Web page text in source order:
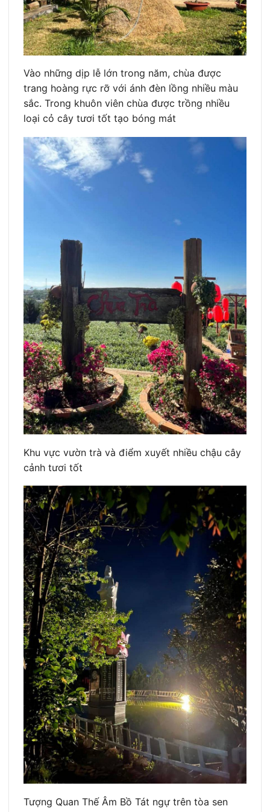
Vào những dịp lễ lớn trong năm, chùa được
trang hoàng rực rỡ với ánh đèn lồng nhiều màu
sắc. Trong khuôn viên chùa được trồng nhiều
loại cỏ cây tươi tốt tạo bóng mát
Khu vực vườn trà và điểm xuyết nhiều chậu cây
cảnh tươi tốt
Tượng Quan Thế Âm Bồ Tát ngự trên tòa sen